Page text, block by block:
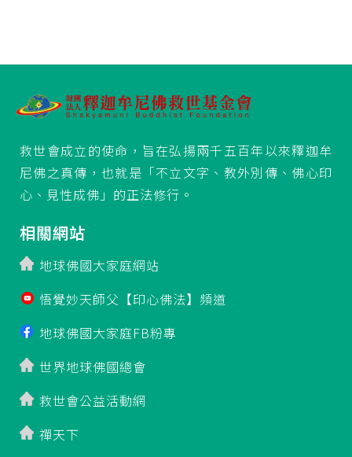
救世會成立的使命，旨在弘揚兩千五百年以來釋迦牟
尼佛之真傳，也就是「不立文字、教外別傳、佛心印
心、見性成佛」的正法修行。
相關網站
地球佛國大家庭網站
悟覺妙天師父【印心佛法】頻道
地球佛國大家庭FB粉專
世界地球佛國總會
救世會公益活動網
禪天下